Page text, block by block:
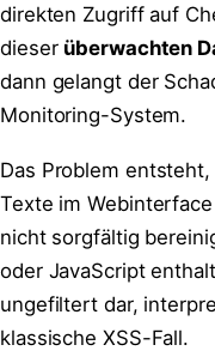
direkten Zugriff auf
dieser überwachten
dann gelangt der
Monitoring-System.
Das Problem
Texte im
nicht sorgfältig
oder JavaScript
ungefiltert dar,
klassische XSS-Fall.